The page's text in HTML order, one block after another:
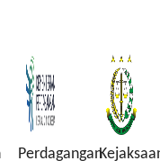
PerdaganganKejaksaan